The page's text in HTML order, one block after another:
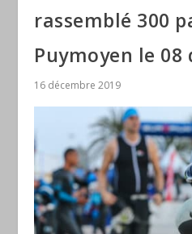
rassemblé 300
Puymoyen le 08
16 décembre 2019